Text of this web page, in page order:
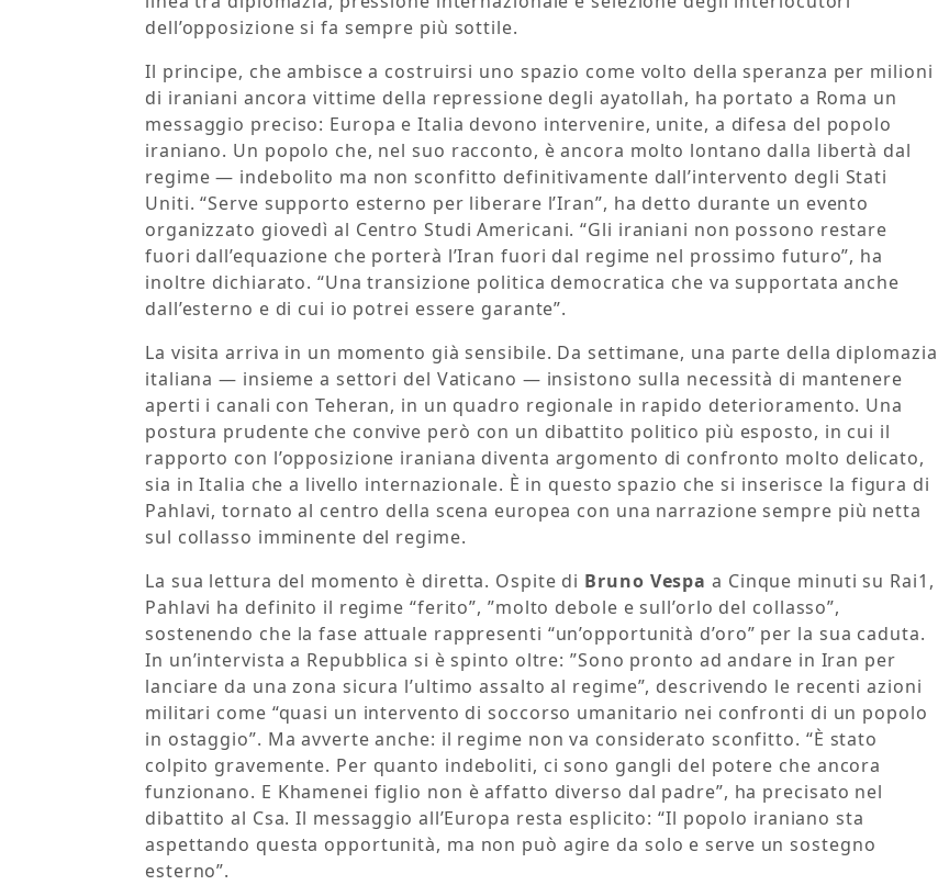
dell’opposizione si fa sempre più sottile.
Il principe, che ambisce a costruirsi uno spazio come volto della speranza per milioni
di iraniani ancora vittime della repressione degli ayatollah, ha portato a Roma un
messaggio preciso: Europa e Italia devono intervenire, unite, a difesa del popolo
iraniano. Un popolo che, nel suo racconto, è ancora molto lontano dalla libertà dal
regime — indebolito ma non sconfitto definitivamente dall’intervento degli Stati
Uniti. “Serve supporto esterno per liberare l’Iran”, ha detto durante un evento
organizzato giovedì al Centro Studi Americani. “Gli iraniani non possono restare
fuori dall’equazione che porterà l’Iran fuori dal regime nel prossimo futuro”, ha
inoltre dichiarato. “Una transizione politica democratica che va supportata anche
dall’esterno e di cui io potrei essere garante”.
La visita arriva in un momento già sensibile. Da settimane, una parte della diplomazia
italiana — insieme a settori del Vaticano — insistono sulla necessità di mantenere
aperti i canali con Teheran, in un quadro regionale in rapido deterioramento. Una
postura prudente che convive però con un dibattito politico più esposto, in cui il
rapporto con l’opposizione iraniana diventa argomento di confronto molto delicato,
sia in Italia che a livello internazionale. È in questo spazio che si inserisce la figura di
Pahlavi, tornato al centro della scena europea con una narrazione sempre più netta
sul collasso imminente del regime.
La sua lettura del momento è diretta. Ospite di Bruno Vespa a Cinque minuti su Rai1,
Pahlavi ha definito il regime “ferito”, ”molto debole e sull’orlo del collasso”,
sostenendo che la fase attuale rappresenti “un’opportunità d’oro” per la sua caduta.
In un’intervista a Repubblica si è spinto oltre: ”Sono pronto ad andare in Iran per
lanciare da una zona sicura l’ultimo assalto al regime”, descrivendo le recenti azioni
militari come “quasi un intervento di soccorso umanitario nei confronti di un popolo
in ostaggio”. Ma avverte anche: il regime non va considerato sconfitto. “È stato
colpito gravemente. Per quanto indeboliti, ci sono gangli del potere che ancora
funzionano. E Khamenei figlio non è affatto diverso dal padre”, ha precisato nel
dibattito al Csa. Il messaggio all’Europa resta esplicito: “Il popolo iraniano sta
aspettando questa opportunità, ma non può agire da solo e serve un sostegno
esterno”.